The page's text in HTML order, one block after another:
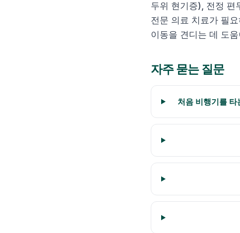
두위 현기증), 전정 편
전문 의료 치료가 필
이동을 견디는 데 도
자주 묻는 질문
처음 비행기를